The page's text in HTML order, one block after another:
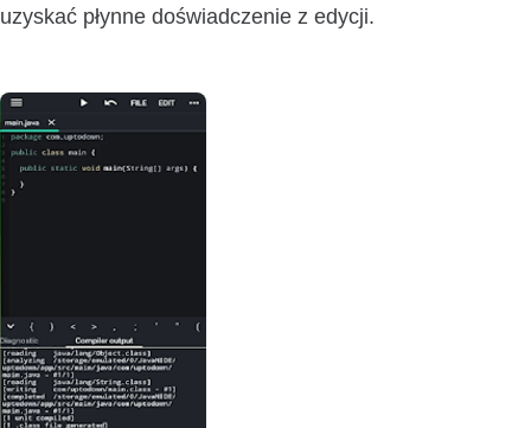
uzyskać płynne doświadczenie z edycji.